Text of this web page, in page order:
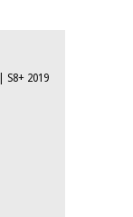
S8+ 2019